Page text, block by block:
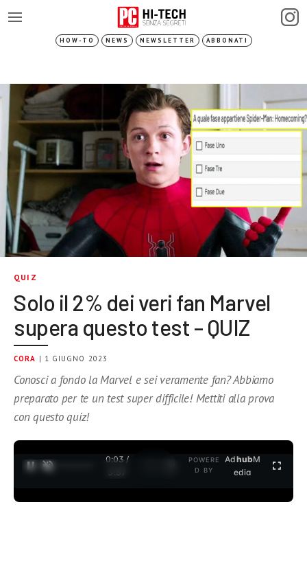
HOW-TO NEWS NEWSLETTER ABBONATI
QUIZ
Solo il 2% dei veri fan Marvel
supera questo test – QUIZ
CORA | 1 GIUGNO 2023
Conosci a fondo la Marvel e sei veramente fan? Abbiamo
preparato per te un test super difficile! Mettiti alla prova
con questo quiz!
0:03 /
3:37
POWERE
D BY
AdhubM
edia